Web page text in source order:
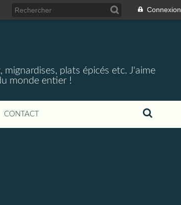
Connexion
plats épicés etc. J'aime
monde entier !
CONTACT